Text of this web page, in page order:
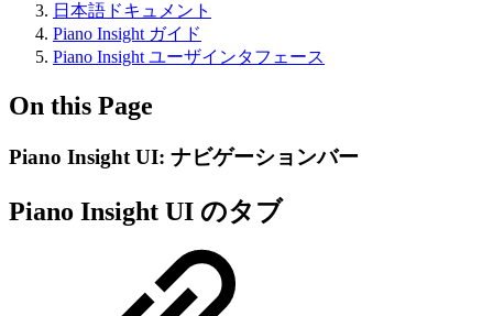
日本語ドキュメント
Piano Insight ガイド
Piano Insight ユーザインタフェース
On this Page
Piano Insight UI: ナビゲーションバー
Piano Insight UI のタブ